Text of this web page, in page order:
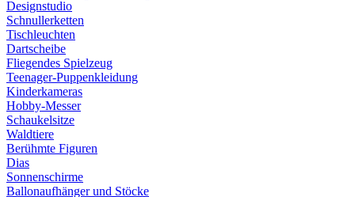
Designstudio
Schnullerketten
Tischleuchten
Dartscheibe
Fliegendes Spielzeug
Teenager-Puppenkleidung
Kinderkameras
Hobby-Messer
Schaukelsitze
Waldtiere
Berühmte Figuren
Dias
Sonnenschirme
Ballonaufhänger und Stöcke